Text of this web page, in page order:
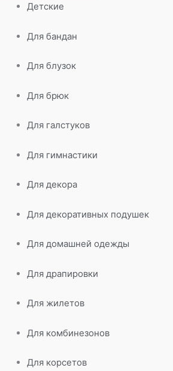
Детские
Для бандан
Для блузок
Для брюк
Для галстуков
Для гимнастики
Для декора
Для декоративных подушек
Для домашней одежды
Для драпировки
Для жилетов
Для комбинезонов
Для корсетов